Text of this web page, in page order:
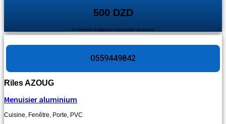
500 DZD
le minimum budget pour commander un service
0559449842
Riles AZOUG
Menuisier aluminium
Cuisine Fenêtre Porte PVC